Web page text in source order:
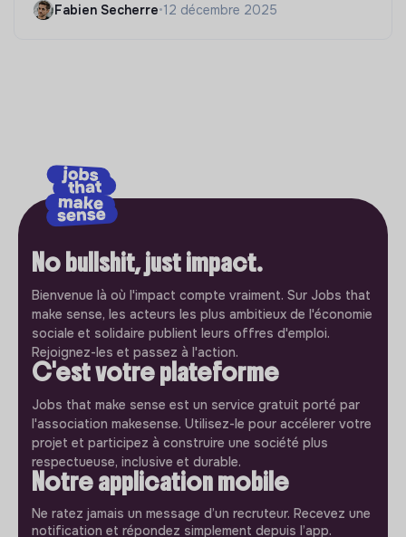
Fabien Secherre•12 décembre 2025
No bullshit, just impact.
Bienvenue là où l'impact compte vraiment. Sur Jobs that
make sense, les acteurs les plus ambitieux de l'économie
sociale et solidaire publient leurs offres d'emploi.
Rejoignez-les et passez à l'action.
C'est votre plateforme
Jobs that make sense est un service gratuit porté par
l'association makesense. Utilisez-le pour accélerer votre
projet et participez à construire une société plus
respectueuse, inclusive et durable.
Notre application mobile
Ne ratez jamais un message d’un recruteur. Recevez une
notification et répondez simplement depuis l’app.